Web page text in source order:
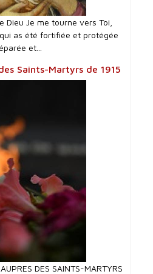
Dieu Je me tourne vers Toi,
as été fortifiée et protégée
et...
Saints-Martyrs de 1915
DES SAINTS-MARTYRS